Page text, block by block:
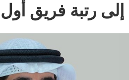
إلى رتبة فريق أول